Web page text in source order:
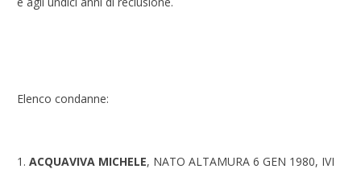
Elenco condanne:
ACQUAVIVA MICHELE, NATO ALTAMURA 6 GEN 1980, IVI